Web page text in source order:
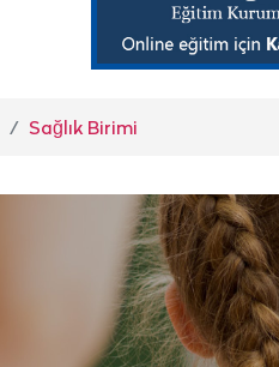
Sağlık Birimi